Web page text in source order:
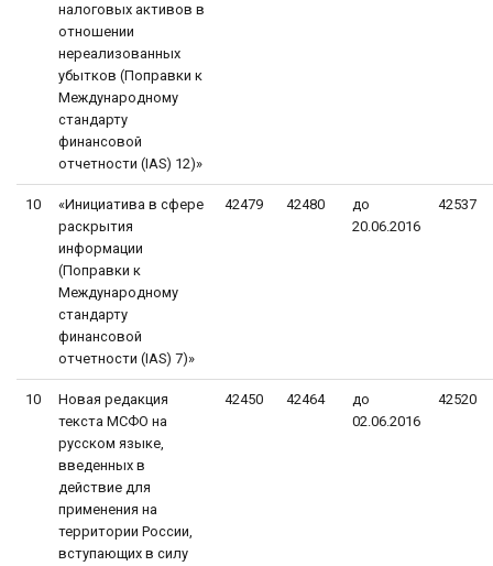
налоговых активов в
отношении
нереализованных
убытков (Поправки к
Международному
стандарту
финансовой
отчетности (IAS) 12)»
10
«Инициатива в сфере
раскрытия
информации
(Поправки к
Международному
стандарту
финансовой
отчетности (IAS) 7)»
42479 42480
до
20.06.2016
42537
10
Новая редакция
текста МСФО на
русском языке,
введенных в
действие для
применения на
территории России,
вступающих в силу
42450 42464
до
02.06.2016
42520